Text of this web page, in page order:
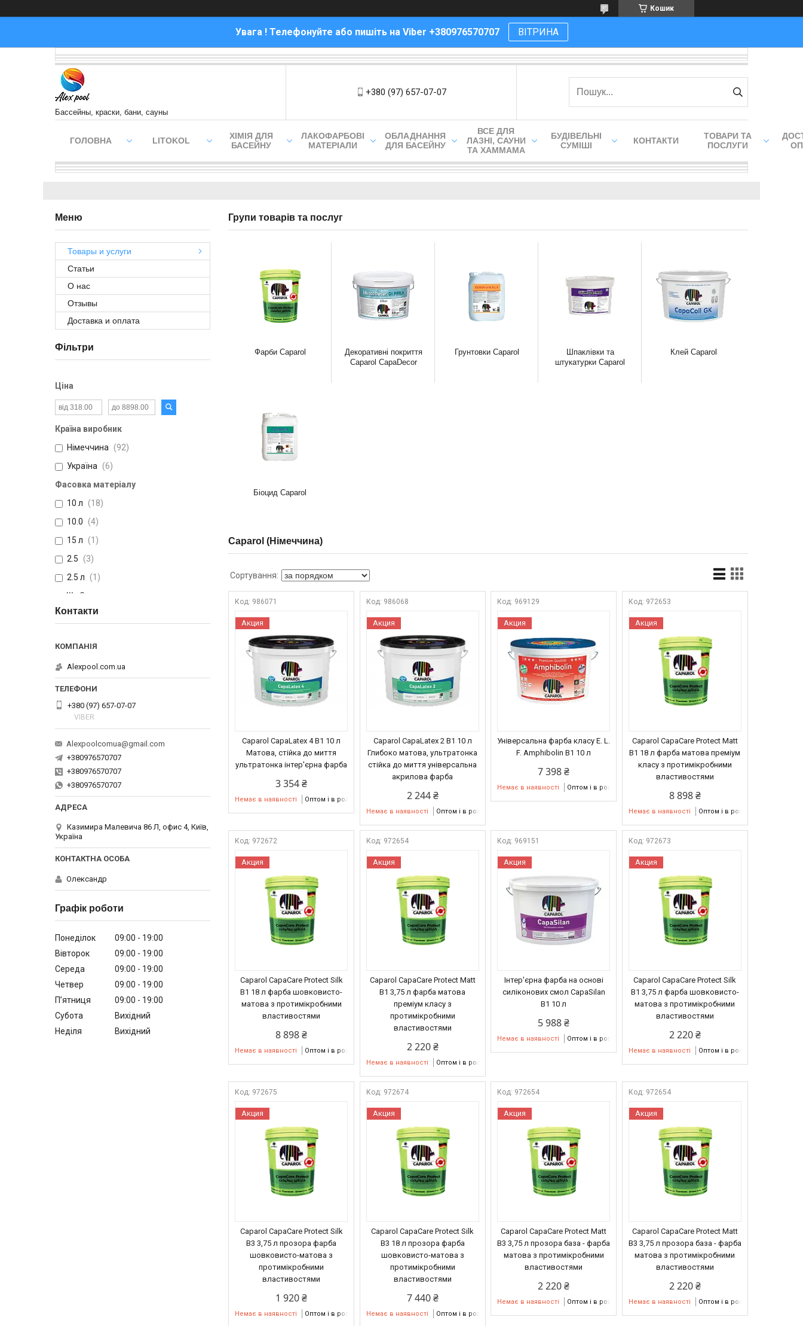
Кошик
Увага ! Телефонуйте або пишіть на Viber +380976570707 ВІТРИНА
Бассейны, краски, бани, сауны
+380 (97) 657-07-07
ГОЛОВНА LITOKOL
ХІМІЯ ДЛЯ
БАСЕЙНУ
ЛАКОФАРБОВІ
МАТЕРІАЛИ
ОБЛАДНАННЯ
ДЛЯ БАСЕЙНУ
ВСЕ ДЛЯ
ЛАЗНІ, САУНИ
ТА ХАММАМА
БУДІВЕЛЬНІ
СУМІШІ
КОНТАКТИ
ТОВАРИ ТА
ПОСЛУГИ
Групи товарів та послуг
Фарби Caparol
Декоративні покриття
Caparol CapaDecor
Грунтовки Caparol
Шпаклівки та
штукатурки Caparol
Клей Caparol
Біоцид Caparol
Caparol (Німеччина)
986071
Акция
Caparol CapaLatex 4 B1 10 л
Матова, стійка до миття
ультратонка інтер'єрна фарба
3 354 ₴
Немає в наявності Оптом і в роздріб
986068
Акция
Caparol CapaLatex 2 B1 10 л
Глибоко матова, ультратонка
стійка до миття універсальна
акрилова фарба
2 244 ₴
Немає в наявності Оптом і в роздріб
969129
Акция
Універсальна фарба класу E. L.
F. Amphibolin В1 10 л
7 398 ₴
Немає в наявності Оптом і в роздріб
972653
Акция
Caparol CapaCare Protect Matt
B1 18 л фарба матова преміум
класу з протимікробними
властивостями
8 898 ₴
Немає в наявності Оптом і в роздріб
972672
Акция
Caparol CapaCare Protect Silk
B1 18 л фарба шовковисто-
матова з протимікробними
властивостями
8 898 ₴
Немає в наявності Оптом і в роздріб
972654
Акция
Caparol CapaCare Protect Matt
B1 3,75 л фарба матова
преміум класу з
протимікробними
властивостями
2 220 ₴
Немає в наявності Оптом і в роздріб
969151
Акция
Інтер'єрна фарба на основі
силіконових смол CapaSilan
В1 10 л
5 988 ₴
Немає в наявності Оптом і в роздріб
972673
Акция
Caparol CapaCare Protect Silk
B1 3,75 л фарба шовковисто-
матова з протимікробними
властивостями
2 220 ₴
Немає в наявності Оптом і в роздріб
972675
Акция
Caparol CapaCare Protect Silk
B3 3,75 л прозора фарба
шовковисто-матова з
протимікробними
властивостями
1 920 ₴
Немає в наявності Оптом і в роздріб
972674
Акция
Caparol CapaCare Protect Silk
B3 18 л прозора фарба
шовковисто-матова з
протимікробними
властивостями
7 440 ₴
Немає в наявності Оптом і в роздріб
972654
Акция
Caparol CapaCare Protect Matt
B3 3,75 л прозора база - фарба
матова з протимікробними
властивостями
2 220 ₴
Немає в наявності Оптом і в роздріб
972654
Акция
Caparol CapaCare Protect Matt
B3 3,75 л прозора база - фарба
матова з протимікробними
властивостями
2 220 ₴
Немає в наявності Оптом і в роздріб
Товары и услуги
Статьи
О нас
Отзывы
Доставка и оплата
Фільтри
Ціна
Країна виробник
Німеччина
92
Україна
6
Фасовка матеріалу
10 л
18
10.0
4
15 л
1
2.5
3
2.5 л
1
Ще 3
Контакти
Alexpool.com.ua
+380 (97) 657-07-07
VIBER
Alexpoolcomua@gmail.com
+380976570707
+380976570707
+380976570707
Казимира Малевича 86 Л, офис 4, Київ,
Україна
Олександр
Графік роботи
Понеділок 09:00
19:00
Вівторок
09:00
19:00
Середа
09:00
19:00
Четвер
09:00
19:00
Пʼятниця
09:00
19:00
Субота
Вихідний
Неділя
Вихідний